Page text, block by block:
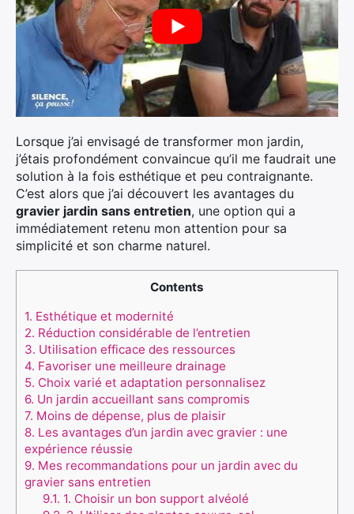
Lorsque j’ai envisagé de transformer mon jardin,
j’étais profondément convaincue qu’il me faudrait une
solution à la fois esthétique et peu contraignante.
C’est alors que j’ai découvert les avantages du
gravier jardin sans entretien, une option qui a
immédiatement retenu mon attention pour sa
simplicité et son charme naturel.
Contents
1. Esthétique et modernité
2. Réduction considérable de l’entretien
3. Utilisation efficace des ressources
4. Favoriser une meilleure drainage
5. Choix varié et adaptation personnalisez
6. Un jardin accueillant sans compromis
7. Moins de dépense, plus de plaisir
8. Les avantages d’un jardin avec gravier : une
expérience réussie
9. Mes recommandations pour un jardin avec du
gravier sans entretien
9.1. 1. Choisir un bon support alvéolé